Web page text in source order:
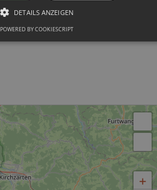
+
DETAILS ANZEIGEN
POWERED BY COOKIESCRIPT